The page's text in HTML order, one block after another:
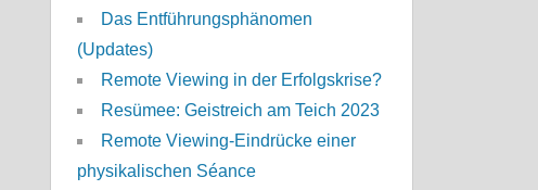
Das Entführungsphänomen
(Updates)
Remote Viewing in der Erfolgskrise?
Resümee: Geistreich am Teich 2023
Remote Viewing-Eindrücke einer
physikalischen Séance